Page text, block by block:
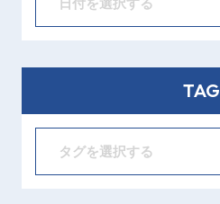
TAG
タグを選択する